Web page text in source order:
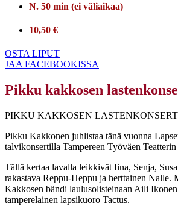
N. 50 min (ei väliaikaa)
10,50 €
OSTA LIPUT
JAA FACEBOOKISSA
Pikku kakkosen
PIKKU KAKKOSEN
Pikku Kakkonen juhlistaa tänä vuonna
talvikonsertilla Tampereen Työväen
Tällä kertaa lavalla leikkivät Iina, Senja,
rakastava Reppu-Heppu ja herttainen Nalle.
Kakkosen bändi laulusolisteinaan Aili
tamperelainen lapsikuoro Tactus.